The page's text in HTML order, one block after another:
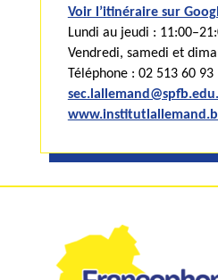
Voir l’itinéraire sur
Lundi au jeudi :
Vendredi, samedi et
Téléphone : 02 513 60 93